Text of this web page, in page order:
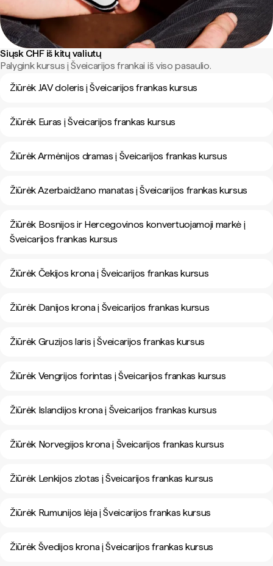
Siųsk CHF iš kitų valiutų
Palygink kursus į Šveicarijos frankai iš viso pasaulio.
Žiūrėk JAV doleris į Šveicarijos frankas kursus
Žiūrėk Euras į Šveicarijos frankas kursus
Žiūrėk Armėnijos dramas į Šveicarijos frankas kursus
Žiūrėk Azerbaidžano manatas į Šveicarijos frankas kursus
Žiūrėk Bosnijos ir Hercegovinos konvertuojamoji markė į
Šveicarijos frankas kursus
Žiūrėk Čekijos krona į Šveicarijos frankas kursus
Žiūrėk Danijos krona į Šveicarijos frankas kursus
Žiūrėk Gruzijos laris į Šveicarijos frankas kursus
Žiūrėk Vengrijos forintas į Šveicarijos frankas kursus
Žiūrėk Islandijos krona į Šveicarijos frankas kursus
Žiūrėk Norvegijos krona į Šveicarijos frankas kursus
Žiūrėk Lenkijos zlotas į Šveicarijos frankas kursus
Žiūrėk Rumunijos lėja į Šveicarijos frankas kursus
Žiūrėk Švedijos krona į Šveicarijos frankas kursus